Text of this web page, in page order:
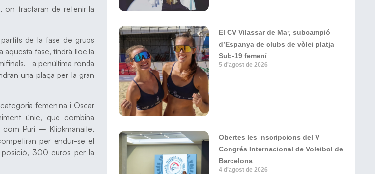
on tractaran de retenir la
de la fase de grups
aquesta fase, tindrà lloc la
La penúltima ronda
una plaça per la gran
femenina i Oscar
únic, que combina
com Puri – Kliokmanaite,
per endur-se el
300 euros per la
El CV Vilassar de Mar, subcampió
d’Espanya de clubs de vòlei platja
Sub-19 femení
5 d'agost de 2026
Obertes les inscripcions del V
Congrés Internacional de Voleibol de
Barcelona
4 d'agost de 2026